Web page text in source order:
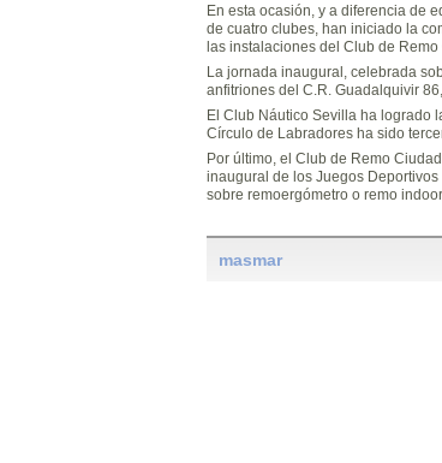
En esta ocasión, y a diferencia de
de cuatro clubes, han iniciado la
las instalaciones del Club de
La jornada inaugural, celebrada
anfitriones del C.R. Guadalquivir
El Club Náutico Sevilla ha logrado
Círculo de Labradores ha sido
Por último, el Club de Remo
inaugural de los Juegos
sobre remoergómetro o remo
masmar